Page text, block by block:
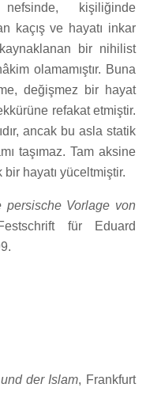
kişiliğinde
kaçış ve hayatı inkar
bir nihilist
olamamıştır. Buna
değişmez bir hayat
refakat etmiştir.
ancak bu asla statik
taşımaz. Tam aksine
hayatı yüceltmiştir.
persische Vorlage von
für Eduard
der Islam, Frankfurt